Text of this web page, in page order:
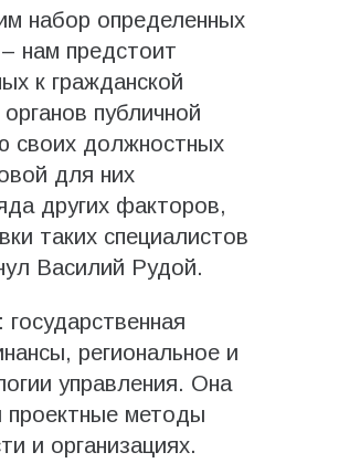
набор определенных
нам предстоит
к гражданской
публичной
своих должностных
для них
других факторов,
таких специалистов
Василий Рудой.
региональное и
управления. Она
проектные методы
и организациях.